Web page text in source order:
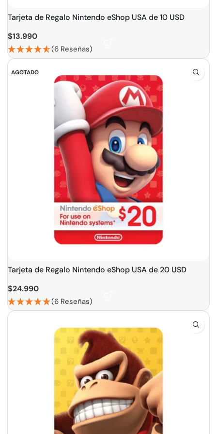
Tarjeta de Regalo Nintendo eShop USA de 10 USD
$13.990
(6 Reseñas)
AGOTADO
Tarjeta de Regalo Nintendo eShop USA de 20 USD
$24.990
(6 Reseñas)